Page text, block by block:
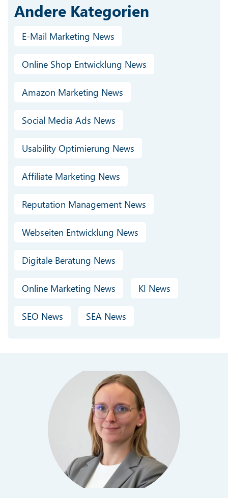
Andere Kategorien
E-Mail Marketing News
Online Shop Entwicklung News
Amazon Marketing News
Social Media Ads News
Usability Optimierung News
Affiliate Marketing News
Reputation Management News
Webseiten Entwicklung News
Digitale Beratung News
Online Marketing News KI News
SEO News SEA News